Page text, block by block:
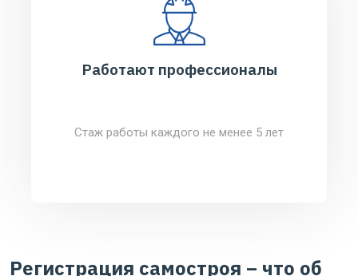
Работают профессионалы
Стаж работы каждого не менее 5 лет
Регистрация самостроя – что об